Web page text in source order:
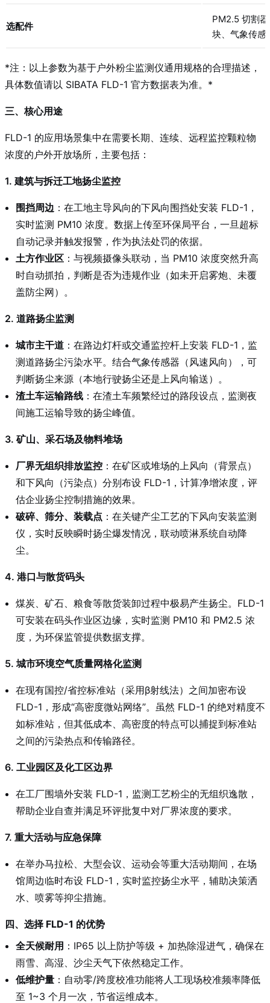
选配件
PM2.5 切割
块、气象传感
*注：以上参数为基于户外粉尘监测仪通用规格的合理描述，
具体数值请以 SIBATA FLD-1 官方数据表为准。 *
三、核心用途
FLD-1 的应用场景集中在需要长期、连续、远程监控颗粒物
浓度的户外开放场所，主要包括：
1. 建筑与拆迁工地扬尘监控
围挡周边 ：在工地主导风向的下风向围挡处安装 FLD-1，
实时监测 PM10 浓度。数据上传至环保局平台，一旦超标
自动记录并触发报警，作为执法处罚的依据。
土方作业区 ：与视频摄像头联动，当 PM10 浓度突然升高
时自动抓拍，判断是否为违规作业（如未开启雾炮、未覆
盖防尘网）。
2. 道路扬尘监测
城市主干道 ：在路边灯杆或交通监控杆上安装 FLD-1，监
测道路扬尘污染水平。结合气象传感器（风速风向），可
判断扬尘来源（本地行驶扬尘还是上风向输送）。
渣土车运输路线 ：在渣土车频繁经过的路段设点，监测夜
间施工运输导致的扬尘峰值。
3. 矿山、采石场及物料堆场
厂界无组织排放监控 ：在矿区或堆场的上风向（背景点）
和下风向（污染点）分别布设 FLD-1，计算净增浓度，评
估企业扬尘控制措施的效果。
破碎、筛分、装载点 ：在关键产尘工艺的下风向安装监测
仪，实时反映瞬时扬尘爆发情况，联动喷淋系统自动降
尘。
4. 港口与散货码头
煤炭、矿石、粮食等散货装卸过程中极易产生扬尘。FLD-1
可安装在码头作业区边缘，实时监测 PM10 和 PM2.5 浓
度，为环保监管提供数据支撑。
5. 城市环境空气质量网格化监测
在现有国控/省控标准站（采用β射线法）之间加密布设
FLD-1，形成“高密度微站网络”。虽然 FLD-1 的绝对精度不
如标准站，但其低成本、高密度的特点可以捕捉到标准站
之间的污染热点和传输路径。
6. 工业园区及化工区边界
在工厂围墙外安装 FLD-1，监测工艺粉尘的无组织逸散，
帮助企业自查并满足环评批复中对厂界浓度的要求。
7. 重大活动与应急保障
在举办马拉松、大型会议、运动会等重大活动期间，在场
馆周边临时布设 FLD-1，实时监控扬尘水平，辅助决策洒
水、喷雾等抑尘措施。
四、选择 FLD-1 的优势
全天候耐用 ：IP65 以上防护等级 + 加热除湿进气，确保在
雨雪、高湿、沙尘天气下依然稳定工作。
低维护量 ：自动零/跨度校准功能将人工现场校准频率降低
至 1~3 个月一次，节省运维成本。